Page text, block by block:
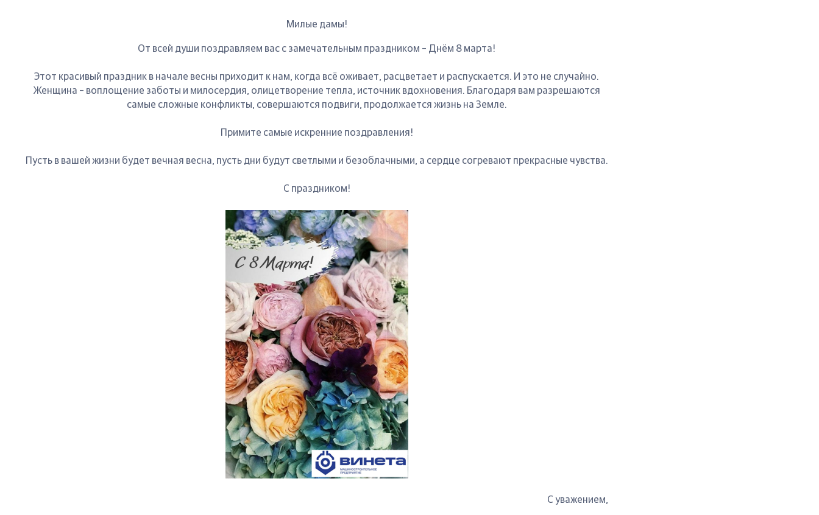
Милые дамы!
От всей души поздравляем вас с замечательным праздником – Днём 8 марта!
Этот красивый праздник в начале весны приходит к нам, когда всё оживает, расцветает и распускается. И это не случайно.
Женщина – воплощение заботы и милосердия, олицетворение тепла, источник вдохновения. Благодаря вам разрешаются
самые сложные конфликты, совершаются подвиги, продолжается жизнь на Земле.
Примите самые искренние поздравления!
Пусть в вашей жизни будет вечная весна, пусть дни будут светлыми и безоблачными, а сердце согревают прекрасные чувства.
С праздником!
С уважением,